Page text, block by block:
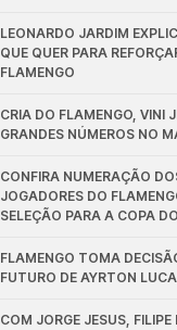
LEONARDO JARDIM
QUE QUER PARA
FLAMENGO
CRIA DO FLAMENGO, VINI
GRANDES NÚMEROS NO
CONFIRA NUMERAÇÃO
JOGADORES DO
SELEÇÃO PARA A COPA
FLAMENGO TOMA
FUTURO DE AYRTON
COM JORGE JESUS, FILIPE